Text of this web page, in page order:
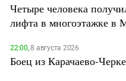
Четыре человека
лифта в многоэтажке в
22:00,8 августа 2026
Боец из Карачаево-